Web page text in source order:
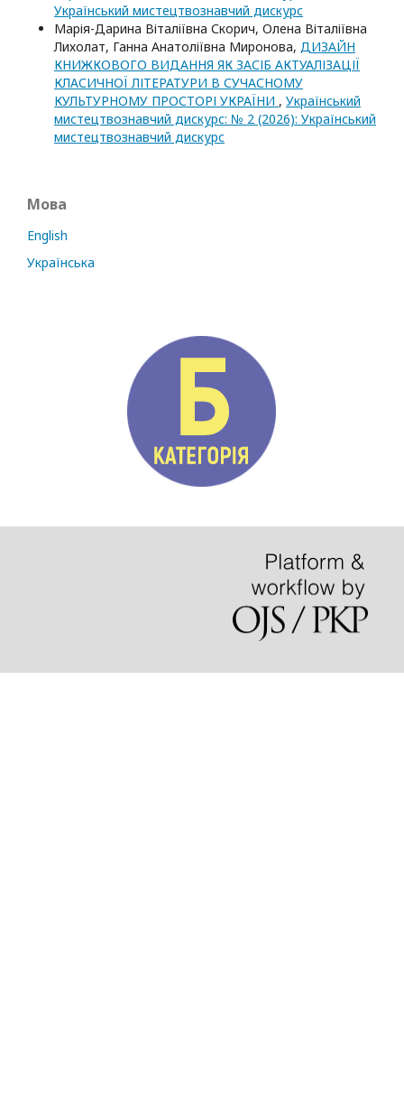
Український мистецтвознавчий дискурс
Марія-Дарина Віталіївна Скорич, Олена Віталіївна
Лихолат, Ганна Анатоліївна Миронова, ДИЗАЙН
КНИЖКОВОГО ВИДАННЯ ЯК ЗАСІБ АКТУАЛІЗАЦІЇ
КЛАСИЧНОЇ ЛІТЕРАТУРИ В СУЧАСНОМУ
КУЛЬТУРНОМУ ПРОСТОРІ УКРАЇНИ , Український
мистецтвознавчий дискурс: № 2 (2026): Український
мистецтвознавчий дискурс
Мова
English
Українська